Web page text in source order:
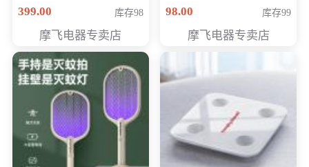
员专享价268元
399.00 库存98
摩飞电器专卖店
98.00
库存99
摩飞电器专卖店